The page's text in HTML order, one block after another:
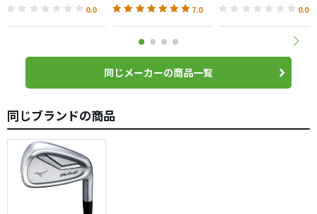
0.0 7.0 0.0
同じメーカーの商品一覧
同じブランドの商品